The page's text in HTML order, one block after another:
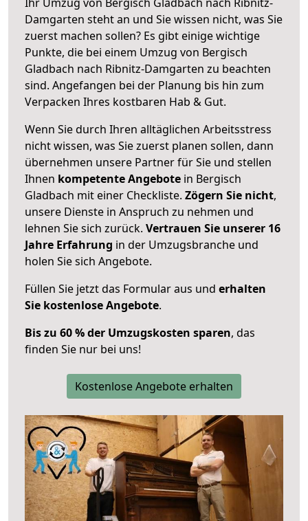
Damgarten steht an und Sie wissen nicht, was Sie
zuerst machen sollen? Es gibt einige wichtige
Punkte, die bei einem Umzug von Bergisch
Gladbach nach Ribnitz-Damgarten zu beachten
sind. Angefangen bei der Planung bis hin zum
Verpacken Ihres kostbaren Hab & Gut.
Wenn Sie durch Ihren alltäglichen Arbeitsstress
nicht wissen, was Sie zuerst planen sollen, dann
übernehmen unsere Partner für Sie und stellen
Ihnen kompetente Angebote in Bergisch
Gladbach mit einer Checkliste. Zögern Sie nicht,
unsere Dienste in Anspruch zu nehmen und
lehnen Sie sich zurück. Vertrauen Sie unserer 16
Jahre Erfahrung in der Umzugsbranche und
holen Sie sich Angebote.
Füllen Sie jetzt das Formular aus und erhalten
Sie kostenlose Angebote.
Bis zu 60 % der Umzugskosten sparen, das
finden Sie nur bei uns!
Kostenlose Angebote erhalten